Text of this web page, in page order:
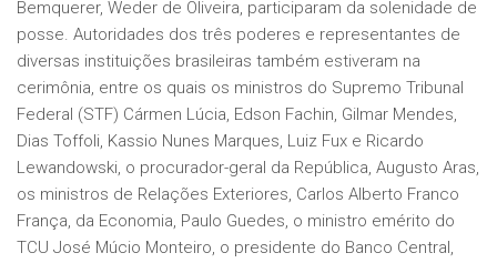
Bemquerer, Weder de Oliveira, participaram da solenidade de
posse. Autoridades dos três poderes e representantes de
diversas instituições brasileiras também estiveram na
cerimônia, entre os quais os ministros do Supremo Tribunal
Federal (STF) Cármen Lúcia, Edson Fachin, Gilmar Mendes,
Dias Toffoli, Kassio Nunes Marques, Luiz Fux e Ricardo
Lewandowski, o procurador-geral da República, Augusto Aras,
os ministros de Relações Exteriores, Carlos Alberto Franco
França, da Economia, Paulo Guedes, o ministro emérito do
TCU José Múcio Monteiro, o presidente do Banco Central,